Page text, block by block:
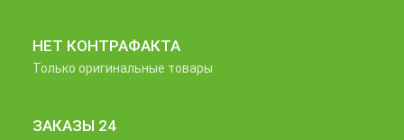
НЕТ КОНТРАФАКТА
Только оригинальные товары
ЗАКАЗЫ 24